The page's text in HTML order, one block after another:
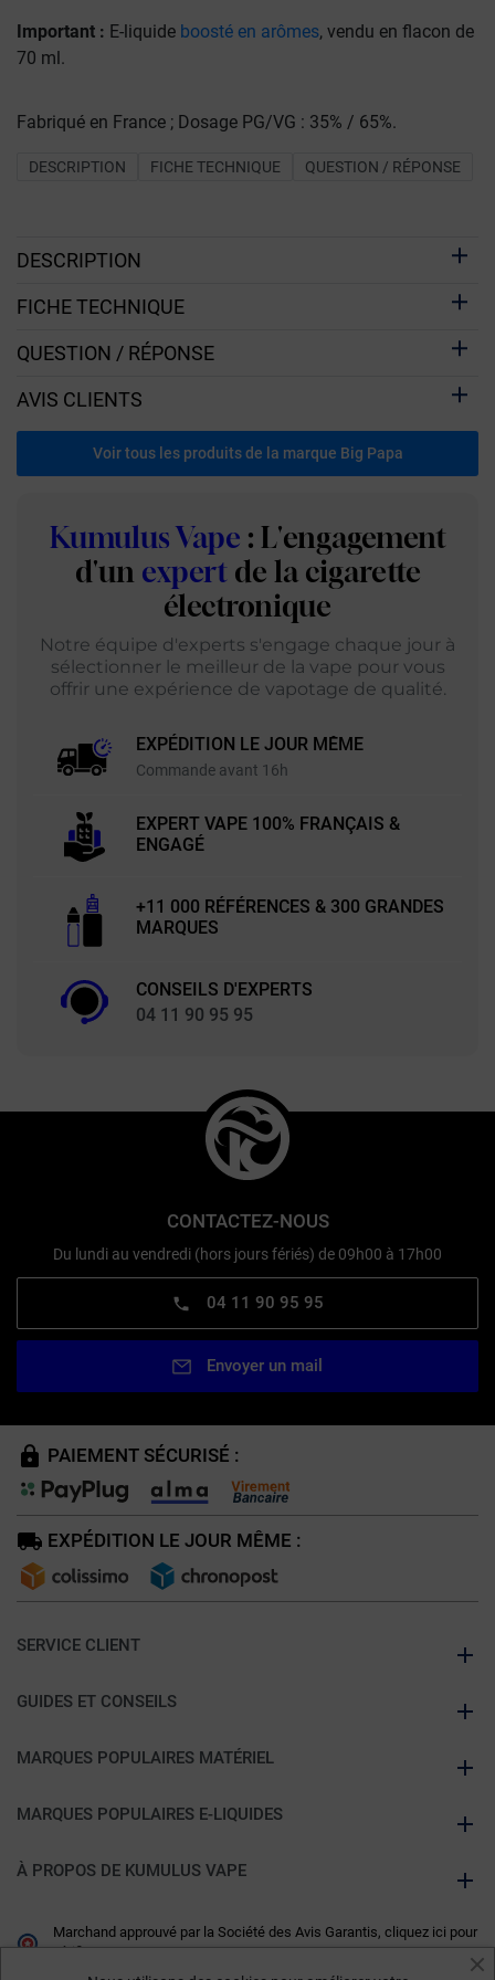
Important : E-liquide boosté en arômes, vendu en flacon de
70 ml.
Fabriqué en France ; Dosage PG/VG : 35% / 65%.
DESCRIPTION FICHE TECHNIQUE QUESTION / RÉPONSE
DESCRIPTION
FICHE TECHNIQUE
QUESTION / RÉPONSE
AVIS CLIENTS
Voir tous les produits de la marque Big Papa
Kumulus Vape : L'engagement
d'un expert de la cigarette
électronique
Notre équipe d'experts s'engage chaque jour à
sélectionner le meilleur de la vape pour vous
offrir une expérience de vapotage de qualité.
EXPÉDITION LE JOUR MÊME
Commande avant 16h
EXPERT VAPE 100% FRANÇAIS &
ENGAGÉ
+11 000 RÉFÉRENCES & 300 GRANDES
MARQUES
CONSEILS D'EXPERTS
04 11 90 95 95
CONTACTEZ-NOUS
Du lundi au vendredi (hors jours fériés) de 09h00 à 17h00
04 11 90 95 95
Envoyer un mail
PAIEMENT SÉCURISÉ :
EXPÉDITION LE JOUR MÊME :
SERVICE CLIENT
GUIDES ET CONSEILS
MARQUES POPULAIRES MATÉRIEL
MARQUES POPULAIRES E-LIQUIDES
À PROPOS DE KUMULUS VAPE
Marchand approuvé par la Société des Avis Garantis, cliquez ici pour
vérifier.